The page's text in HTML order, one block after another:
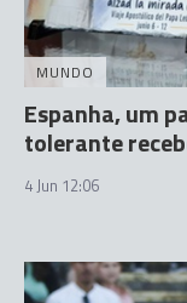
MUNDO
Espanha, um
tolerante
4 Jun 12:06